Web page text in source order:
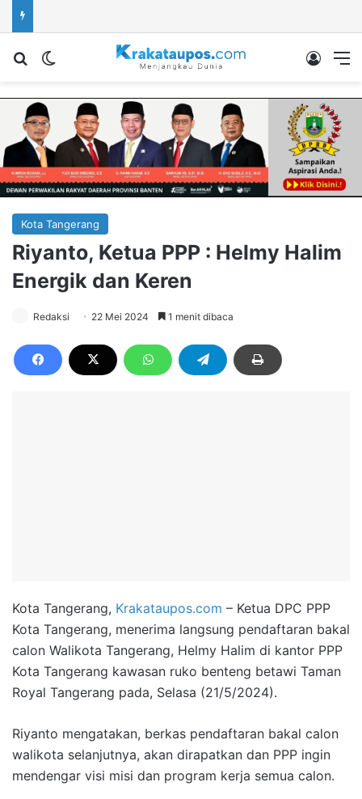
Cari berita...Switch skin Log In
Kota Tangerang
Riyanto, Ketua PPP : Helmy Halim
Energik dan Keren
Redaksi 22 Mei 2024 1 menit dibaca
Kota Tangerang, Krakataupos.com – Ketua DPC PPP
Kota Tangerang, menerima langsung pendaftaran bakal
calon Walikota Tangerang, Helmy Halim di kantor PPP
Kota Tangerang kawasan ruko benteng betawi Taman
Royal Tangerang pada, Selasa (21/5/2024).
Riyanto mengatakan, berkas pendaftaran bakal calon
walikota selanjutnya, akan dirapatkan dan PPP ingin
mendengar visi misi dan program kerja semua calon.